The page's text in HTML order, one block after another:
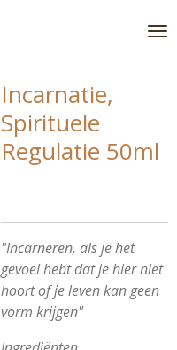
Incarnatie,
Spirituele
Regulatie 50ml
"Incarneren, als je het
gevoel hebt dat je hier niet
hoort of je leven kan geen
vorm krijgen"